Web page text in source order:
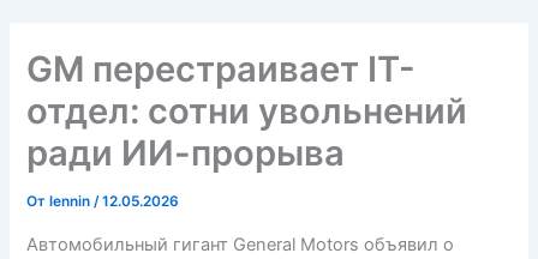
GM перестраивает IT-
отдел: сотни увольнений
ради ИИ-прорыва
От lennin/12.05.2026
Автомобильный гигант General Motors объявил о